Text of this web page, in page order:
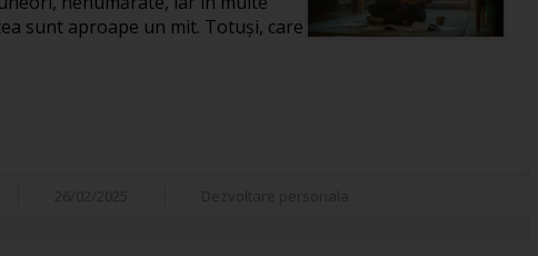
sunt aproape un mit. Totuși, care